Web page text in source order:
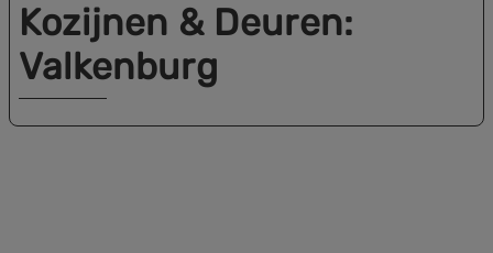
Kozijnen & Deuren:
Valkenburg